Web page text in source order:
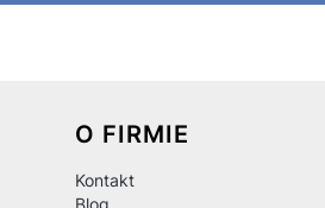
O FIRMIE
Kontakt
Blog